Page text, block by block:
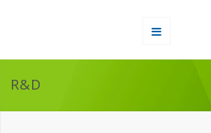
R&D